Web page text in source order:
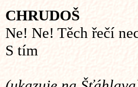
CHRUDOŠ
Ne! Ne! Těch řečí
S tím